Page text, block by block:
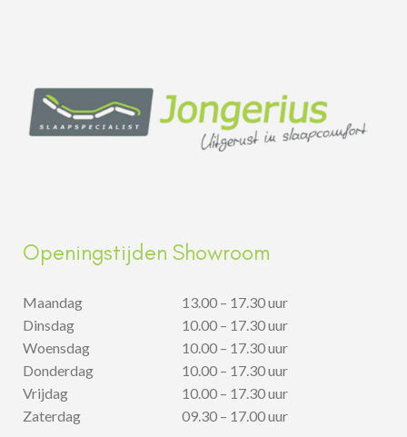
Openingstijden Showroom
Maandag
Dinsdag
Woensdag
Donderdag
Vrijdag
Zaterdag
13.00 – 17.30 uur
10.00 – 17.30 uur
10.00 – 17.30 uur
10.00 – 17.30 uur
10.00 – 17.30 uur
09.30 – 17.00 uur